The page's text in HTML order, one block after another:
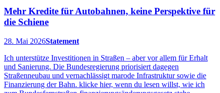
Mehr Kredite für Autobahnen, keine Perspektive für
die Schiene
28. Mai 2026Statement
Ich unterstütze Investitionen in Straßen – aber vor allem für Erhalt
und Sanierung. Die Bundesregierung priorisiert dagegen
Straßenneubau und vernachlässigt marode Infrastruktur sowie die
Finanzierung der Bahn. klicke hier, wenn du lesen willst, wie ich